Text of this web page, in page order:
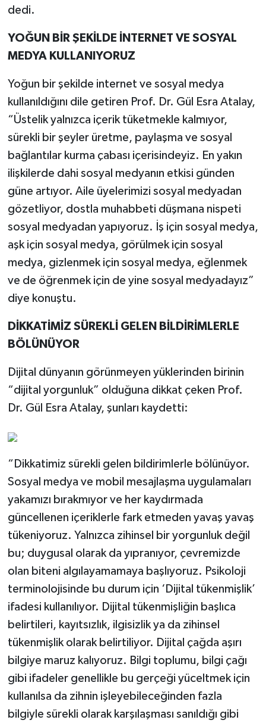
dedi.
YOĞUN BİR ŞEKİLDE İNTERNET VE SOSYAL
MEDYA KULLANIYORUZ
Yoğun bir şekilde internet ve sosyal medya
kullanıldığını dile getiren Prof. Dr. Gül Esra Atalay,
“Üstelik yalnızca içerik tüketmekle kalmıyor,
sürekli bir şeyler üretme, paylaşma ve sosyal
bağlantılar kurma çabası içerisindeyiz. En yakın
ilişkilerde dahi sosyal medyanın etkisi günden
güne artıyor. Aile üyelerimizi sosyal medyadan
gözetliyor, dostla muhabbeti düşmana nispeti
sosyal medyadan yapıyoruz. İş için sosyal medya,
aşk için sosyal medya, görülmek için sosyal
medya, gizlenmek için sosyal medya, eğlenmek
ve de öğrenmek için de yine sosyal medyadayız”
diye konuştu.
DİKKATİMİZ SÜREKLİ GELEN BİLDİRİMLERLE
BÖLÜNÜYOR
Dijital dünyanın görünmeyen yüklerinden birinin
“dijital yorgunluk” olduğuna dikkat çeken Prof.
Dr. Gül Esra Atalay, şunları kaydetti:
“Dikkatimiz sürekli gelen bildirimlerle bölünüyor.
Sosyal medya ve mobil mesajlaşma uygulamaları
yakamızı bırakmıyor ve her kaydırmada
güncellenen içeriklerle fark etmeden yavaş yavaş
tükeniyoruz. Yalnızca zihinsel bir yorgunluk değil
bu; duygusal olarak da yıpranıyor, çevremizde
olan biteni algılayamamaya başlıyoruz. Psikoloji
terminolojisinde bu durum için ‘Dijital tükenmişlik’
ifadesi kullanılıyor. Dijital tükenmişliğin başlıca
belirtileri, kayıtsızlık, ilgisizlik ya da zihinsel
tükenmişlik olarak belirtiliyor. Dijital çağda aşırı
bilgiye maruz kalıyoruz. Bilgi toplumu, bilgi çağı
gibi ifadeler genellikle bu gerçeği yüceltmek için
kullanılsa da zihnin işleyebileceğinden fazla
bilgiyle sürekli olarak karşılaşması sanıldığı gibi